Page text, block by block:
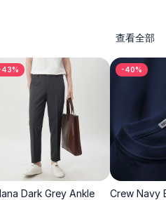
查看全部
43%
Dark Grey Ankle
-40%
Crew Navy